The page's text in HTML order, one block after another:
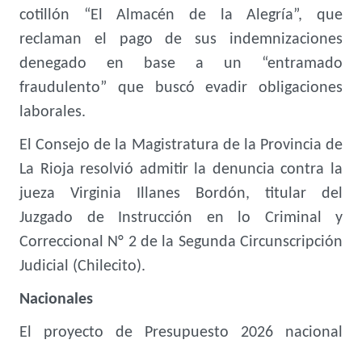
cotillón “El Almacén de la Alegría”, que
reclaman el pago de sus indemnizaciones
denegado en base a un “entramado
fraudulento” que buscó evadir obligaciones
laborales.
El Consejo de la Magistratura de la Provincia de
La Rioja resolvió admitir la denuncia contra la
jueza Virginia Illanes Bordón, titular del
Juzgado de Instrucción en lo Criminal y
Correccional N° 2 de la Segunda Circunscripción
Judicial (Chilecito).
Nacionales
El proyecto de Presupuesto 2026 nacional